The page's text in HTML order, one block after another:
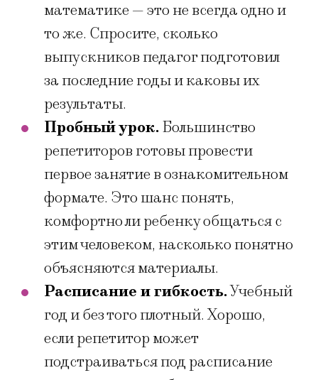
математике — это не всегда одно и
то же. Спросите, сколько
выпускников педагог подготовил
за последние годы и каковы их
результаты.
Пробный урок.Большинство
репетиторов готовы провести
первое занятие в ознакомительном
формате. Это шанс понять,
комфортно ли ребенку общаться с
этим человеком, насколько понятно
объясняются материалы.
Расписание и гибкость.Учебный
год и без того плотный. Хорошо,
если репетитор может
подстраиваться под расписание